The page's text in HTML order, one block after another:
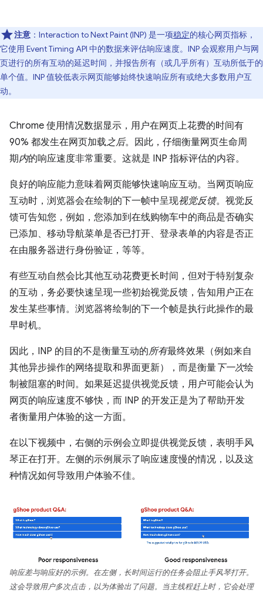
注意 ：Interaction to Next Paint (INP) 是一项稳定的核心网页指标，
它使用 Event Timing API 中的数据来评估响应速度。INP 会观察用户与网
页进行的所有互动的延迟时间，并报告所有（或几乎所有）互动所低于的
单个值。INP 值较低表示网页能够始终快速响应所有或绝大多数用户互
动。
Chrome 使用情况数据显示，用户在网页上花费的时间有
90% 都发生在网页加载之后。因此，仔细衡量网页生命周
期内的响应速度非常重要。这就是 INP 指标评估的内容。
良好的响应能力意味着网页能够快速响应互动。当网页响应
互动时，浏览器会在绘制的下一帧中呈现视觉反馈。视觉反
馈可告知您，例如，您添加到在线购物车中的商品是否确实
已添加、移动导航菜单是否已打开、登录表单的内容是否正
在由服务器进行身份验证，等等。
有些互动自然会比其他互动花费更长时间，但对于特别复杂
的互动，务必要快速呈现一些初始视觉反馈，告知用户正在
发生某些事情。浏览器将绘制的下一个帧是执行此操作的最
早时机。
因此，INP 的目的不是衡量互动的所有最终效果（例如来自
其他异步操作的网络提取和界面更新），而是衡量下一次绘
制被阻塞的时间。如果延迟提供视觉反馈，用户可能会认为
网页的响应速度不够快，而 INP 的开发正是为了帮助开发
者衡量用户体验的这一方面。
在以下视频中，右侧的示例会立即提供视觉反馈，表明手风
琴正在打开。左侧的示例展示了响应速度慢的情况，以及这
种情况如何导致用户体验不佳。
响应差与响应好的示例。在左侧，长时间运行的任务会阻止手风琴打开。
这会导致用户多次点击，以为体验出了问题。当主线程赶上时，它会处理